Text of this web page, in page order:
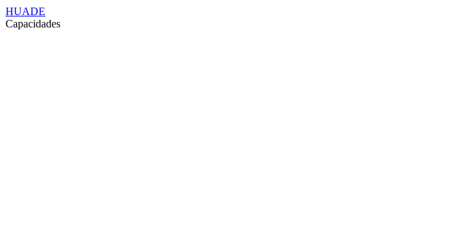
HUADE
Capacidades